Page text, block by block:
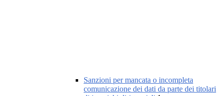
Sanzioni per mancata o incompleta
comunicazione dei dati da parte dei titolari